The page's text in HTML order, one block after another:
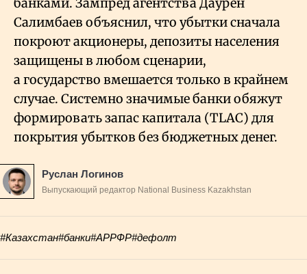
Салимбаев объяснил, что убытки сначала
покроют акционеры, депозиты населения
защищены в любом сценарии,
а государство вмешается только в крайнем
случае. Системно значимые банки обяжут
формировать запас капитала (TLAC) для
покрытия убытков без бюджетных денег.
Руслан Логинов
Выпускающий редактор National Business Kazakhstan
#Казахстан#банки#АРРФР#дефолт